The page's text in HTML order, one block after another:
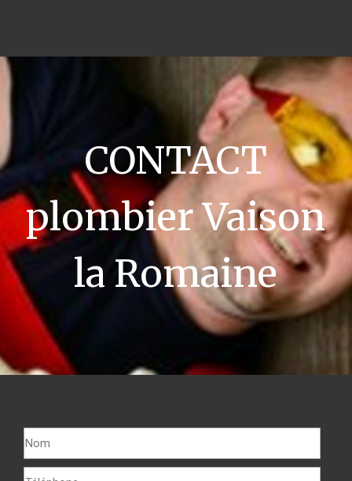
CONTACT
plombier Vaison
la Romaine